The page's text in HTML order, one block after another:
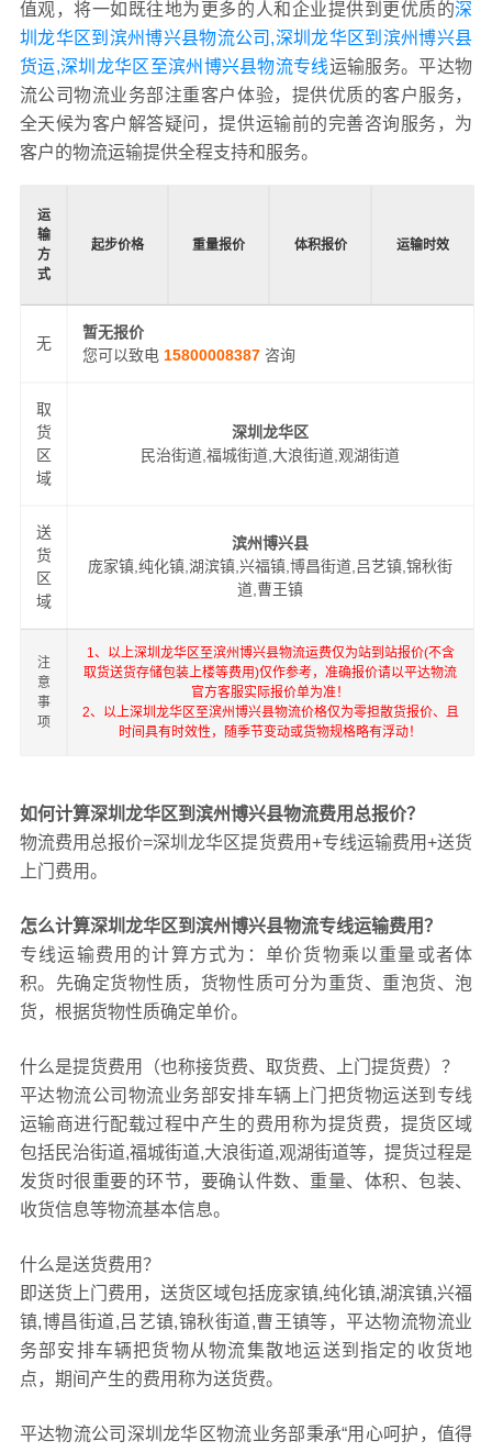
值观，将一如既往地为更多的人和企业提供到更优质的深
圳龙华区到滨州博兴县物流公司,深圳龙华区到滨州博兴县
货运,深圳龙华区至滨州博兴县物流专线运输服务。平达物
流公司物流业务部注重客户体验，提供优质的客户服务，
全天候为客户解答疑问，提供运输前的完善咨询服务，为
客户的物流运输提供全程支持和服务。
运
输
方
式
起步价格 重量报价 体积报价 运输时效
无
暂无报价
您可以致电 15800008387 咨询
取
货
区
域
深圳龙华区
民治街道,福城街道,大浪街道,观湖街道
送
货
区
域
滨州博兴县
庞家镇,纯化镇,湖滨镇,兴福镇,博昌街道,吕艺镇,锦秋街
道,曹王镇
注
意
事
项
1、以上深圳龙华区至滨州博兴县物流运费仅为站到站报价(不含
取货送货存储包装上楼等费用)仅作参考，准确报价请以平达物流
官方客服实际报价单为准！
2、以上深圳龙华区至滨州博兴县物流价格仅为零担散货报价、且
时间具有时效性，随季节变动或货物规格略有浮动！
如何计算深圳龙华区到滨州博兴县物流费用总报价？
物流费用总报价=深圳龙华区提货费用+专线运输费用+送货
上门费用。
怎么计算深圳龙华区到滨州博兴县物流专线运输费用？
专线运输费用的计算方式为：单价货物乘以重量或者体
积。先确定货物性质，货物性质可分为重货、重泡货、泡
货，根据货物性质确定单价。
什么是提货费用（也称接货费、取货费、上门提货费）？
平达物流公司物流业务部安排车辆上门把货物运送到专线
运输商进行配载过程中产生的费用称为提货费，提货区域
包括民治街道,福城街道,大浪街道,观湖街道等，提货过程是
发货时很重要的环节，要确认件数、重量、体积、包装、
收货信息等物流基本信息。
什么是送货费用？
即送货上门费用，送货区域包括庞家镇,纯化镇,湖滨镇,兴福
镇,博昌街道,吕艺镇,锦秋街道,曹王镇等，平达物流物流业
务部安排车辆把货物从物流集散地运送到指定的收货地
点，期间产生的费用称为送货费。
平达物流公司深圳龙华区物流业务部秉承“用心呵护，值得